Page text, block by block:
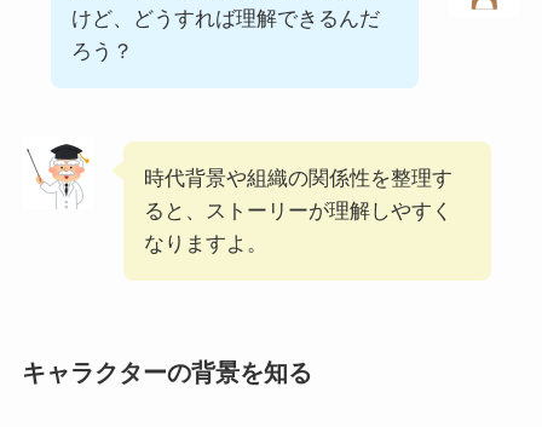
けど、どうすれば理解できるんだ
ろう？
時代背景や組織の関係性を整理す
ると、ストーリーが理解しやすく
なりますよ。
キャラクターの背景を知る